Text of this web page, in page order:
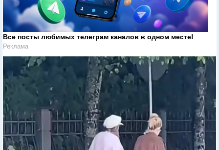
Все посты любимых телеграм каналов в одном месте!
Реклама